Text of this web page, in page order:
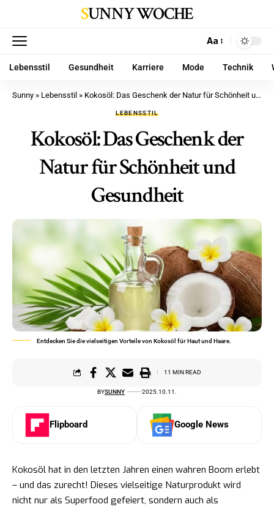
SUNNY WOCHE
Aa
Lebensstil Gesundheit Karriere Mode Technik
Sunny » Lebensstil » Kokosöl: Das Geschenk der Natur für Schönheit und Gesundheit
LEBENSSTIL
Kokosöl: Das Geschenk der
Natur für Schönheit und
Gesundheit
Entdecken Sie die vielseitigen Vorteile von Kokosöl für Haut und Haare.
BYSUNNY 2025.10.11.
11 MIN READ
Flipboard Google News
Kokosöl hat in den letzten Jahren einen wahren Boom erlebt
– und das zurecht! Dieses vielseitige Naturprodukt wird
nicht nur als Superfood gefeiert, sondern auch als